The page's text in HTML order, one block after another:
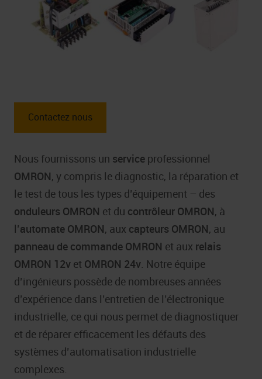
Contactez nous
Nous fournissons un service professionnel
OMRON, y compris le diagnostic, la réparation et
le test de tous les types d’équipement – des
onduleurs OMRON et du contrôleur OMRON, à
l’automate OMRON, aux capteurs OMRON, au
panneau de commande OMRON et aux relais
OMRON 12v et OMRON 24v. Notre équipe
d’ingénieurs possède de nombreuses années
d’expérience dans l’entretien de l’électronique
industrielle, ce qui nous permet de diagnostiquer
et de réparer efficacement les défauts des
systèmes d’automatisation industrielle
complexes.